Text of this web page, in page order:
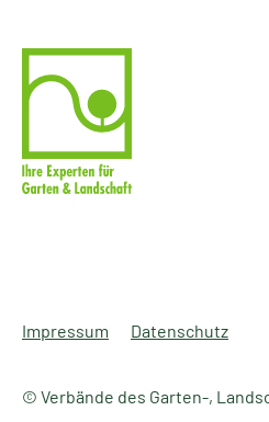
© Verbände des Garten-,
Impressum Datenschutz